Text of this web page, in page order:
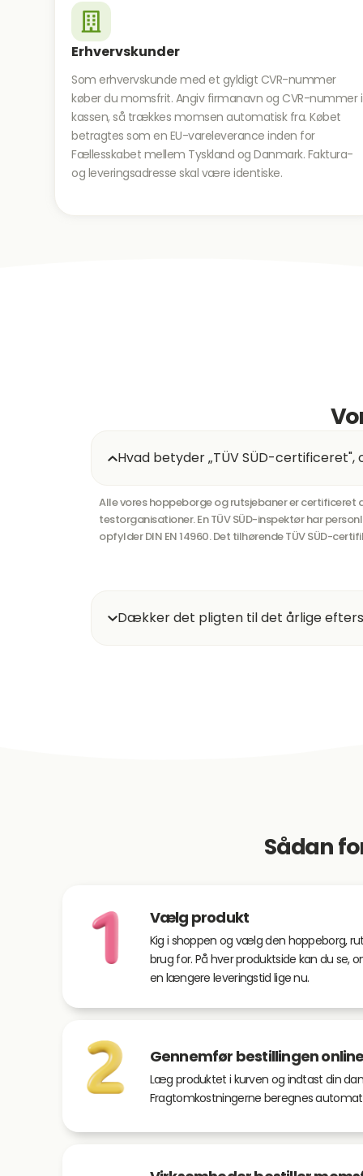
Erhvervskunder
Som erhvervskunde med et gyldigt CVR-nummer
køber du momsfrit. Angiv firmanavn og CVR-nummer i
kassen, så trækkes momsen automatisk fra. Købet
betragtes som en EU-vareleverance inden for
Fællesskabet mellem Tyskland og Danmark. Faktura-
og leveringsadresse skal være identiske.
Hvad betyder „TÜV SÜD-
Alle vores hoppeborge og rutsjebaner er certificeret
testorganisationer. En TÜV SÜD-inspektør har
opfylder DIN EN 14960. Det tilhørende TÜV SÜD-
Dækker det pligten til det årlige
Sådan
Vælg produkt
Kig i shoppen og vælg den hoppeborg,
brug for. På hver produktside kan du se,
en længere leveringstid lige nu.
Gennemfør bestillingen online
Læg produktet i kurven og indtast din
Fragtomkostningerne beregnes